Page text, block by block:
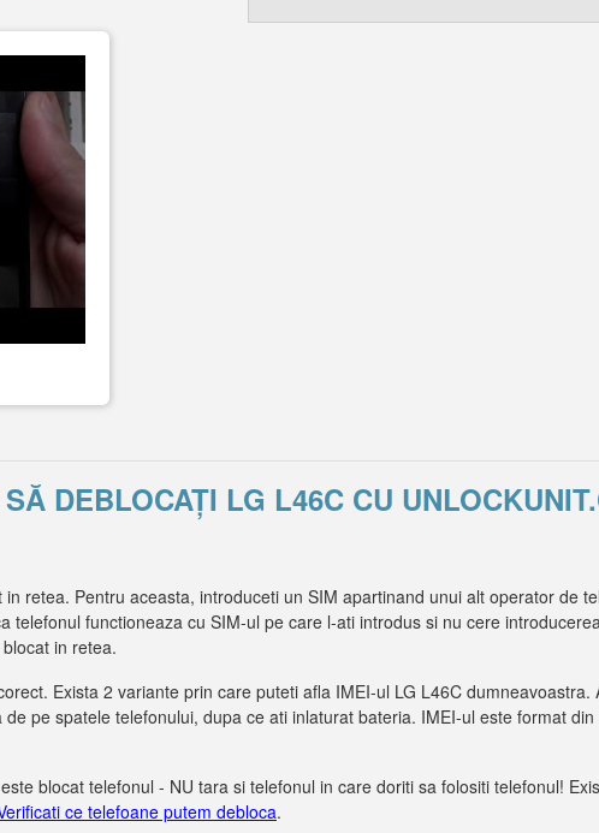
DEBLOCAȚI LG L46C CU
retea. Pentru aceasta, introduceti un SIM apartinand unui alt operator de
telefonul functioneaza cu SIM-ul pe care l-ati introdus si nu cere
in retea.
Exista 2 variante prin care puteti afla IMEI-ul LG L46C dumneavoastra.
pe spatele telefonului, dupa ce ati inlaturat bateria. IMEI-ul este format
blocat telefonul - NU tara si telefonul in care doriti sa folositi telefonul!
ce telefoane putem debloca.